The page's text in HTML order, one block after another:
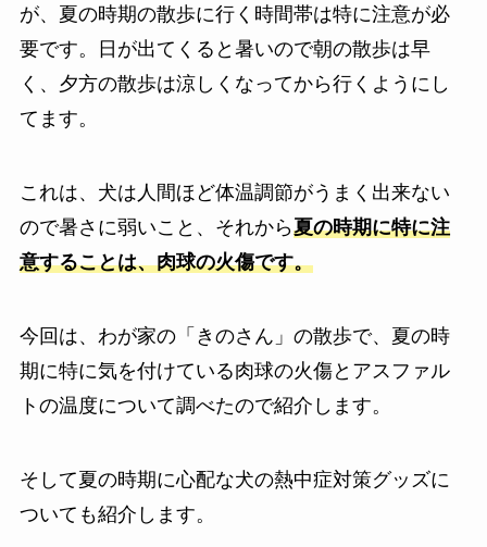
が、夏の時期の散歩に行く時間帯は特に注意が必
要です。日が出てくると暑いので朝の散歩は早
く、夕方の散歩は涼しくなってから行くようにし
てます。
これは、犬は人間ほど体温調節がうまく出来ない
ので暑さに弱いこと、それから夏の時期に特に注
意することは、肉球の火傷です。
今回は、わが家の「きのさん」の散歩で、夏の時
期に特に気を付けている肉球の火傷とアスファル
トの温度について調べたので紹介します。
そして夏の時期に心配な犬の熱中症対策グッズに
ついても紹介します。